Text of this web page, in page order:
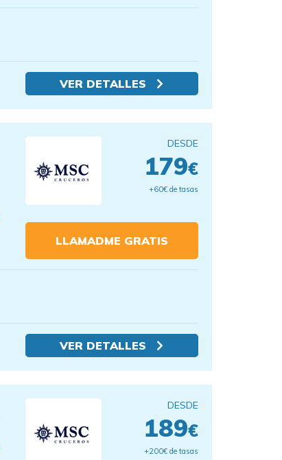
VER DETALLES
DESDE
179€
+60€ de tasas
LLAMADME GRATIS
VER DETALLES
DESDE
189€
+200€ de tasas